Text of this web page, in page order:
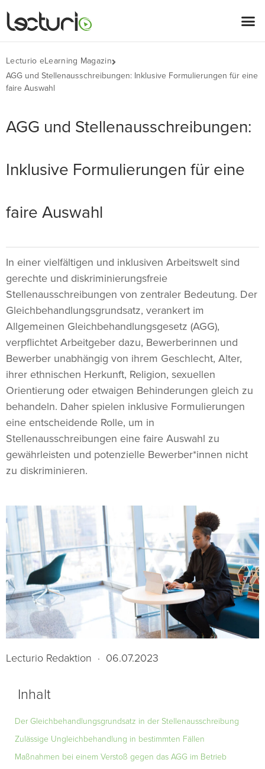
Lecturio eLearning Magazin
AGG und Stellenausschreibungen: Inklusive Formulierungen für eine
faire Auswahl
AGG und Stellenausschreibungen:
Inklusive Formulierungen für eine
faire Auswahl
In einer vielfältigen und inklusiven Arbeitswelt sind
gerechte und diskriminierungsfreie
Stellenausschreibungen von zentraler Bedeutung. Der
Gleichbehandlungsgrundsatz, verankert im
Allgemeinen Gleichbehandlungsgesetz (AGG),
verpflichtet Arbeitgeber dazu, Bewerberinnen und
Bewerber unabhängig von ihrem Geschlecht, Alter,
ihrer ethnischen Herkunft, Religion, sexuellen
Orientierung oder etwaigen Behinderungen gleich zu
behandeln. Daher spielen inklusive Formulierungen
eine entscheidende Rolle, um in
Stellenausschreibungen eine faire Auswahl zu
gewährleisten und potenzielle Bewerber*innen nicht
zu diskriminieren.
Lecturio Redaktion · 06.07.2023
Inhalt
Der Gleichbehandlungsgrundsatz in der Stellenausschreibung
Zulässige Ungleichbehandlung in bestimmten Fällen
Maßnahmen bei einem Verstoß gegen das AGG im Betrieb